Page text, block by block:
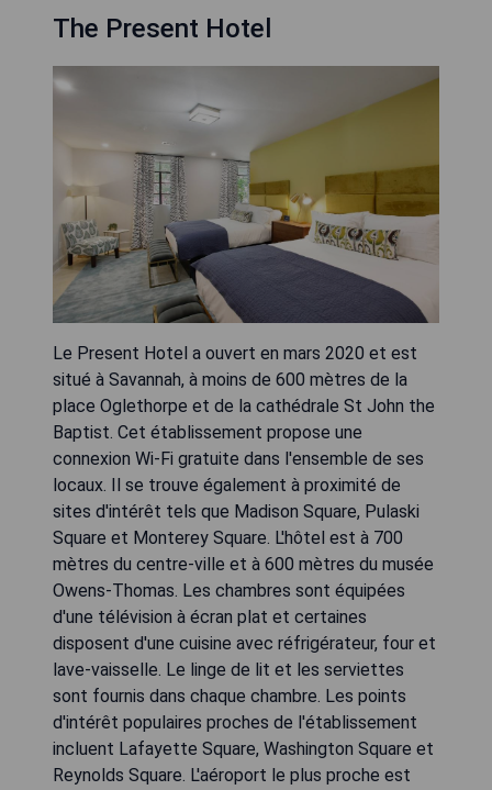
The Present Hotel
Le Present Hotel a ouvert en mars 2020 et est
situé à Savannah, à moins de 600 mètres de la
place Oglethorpe et de la cathédrale St John the
Baptist. Cet établissement propose une
connexion Wi-Fi gratuite dans l'ensemble de ses
locaux. Il se trouve également à proximité de
sites d'intérêt tels que Madison Square, Pulaski
Square et Monterey Square. L'hôtel est à 700
mètres du centre-ville et à 600 mètres du musée
Owens-Thomas. Les chambres sont équipées
d'une télévision à écran plat et certaines
disposent d'une cuisine avec réfrigérateur, four et
lave-vaisselle. Le linge de lit et les serviettes
sont fournis dans chaque chambre. Les points
d'intérêt populaires proches de l'établissement
incluent Lafayette Square, Washington Square et
Reynolds Square. L'aéroport le plus proche est